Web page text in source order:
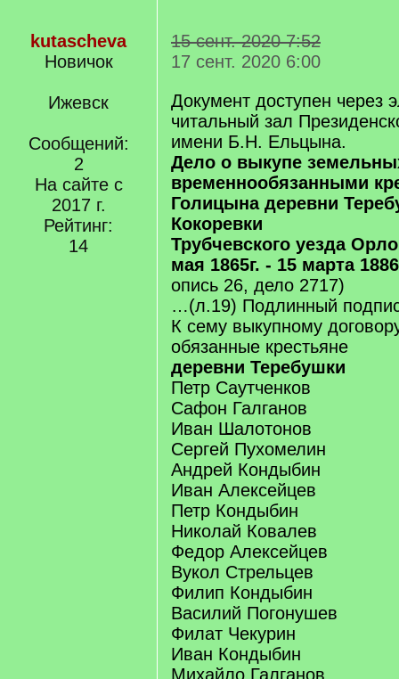
kutascheva
Новичок
Ижевск
Сообщений:
2
На сайте с
2017 г.
Рейтинг:
14
15 сент. 2020 7:52
17 сент. 2020 6:00
Документ доступен через
читальный зал
имени Б.Н. Ельцына.
Дело о выкупе
временнообязанными
Голицына деревни
Кокоревки
Трубчевского уезда
мая 1865г. - 15 марта 1886
опись 26, дело 2717)
…(л.19) Подлинный
К сему выкупному
обязанные крестьяне
деревни Теребушки
Петр Саутченков
Сафон Галганов
Иван Шалотонов
Сергей Пухомелин
Андрей Кондыбин
Иван Алексейцев
Петр Кондыбин
Николай Ковалев
Федор Алексейцев
Вукол Стрельцев
Филип Кондыбин
Василий Погонушев
Филат Чекурин
Иван Кондыбин
Михайло Галганов